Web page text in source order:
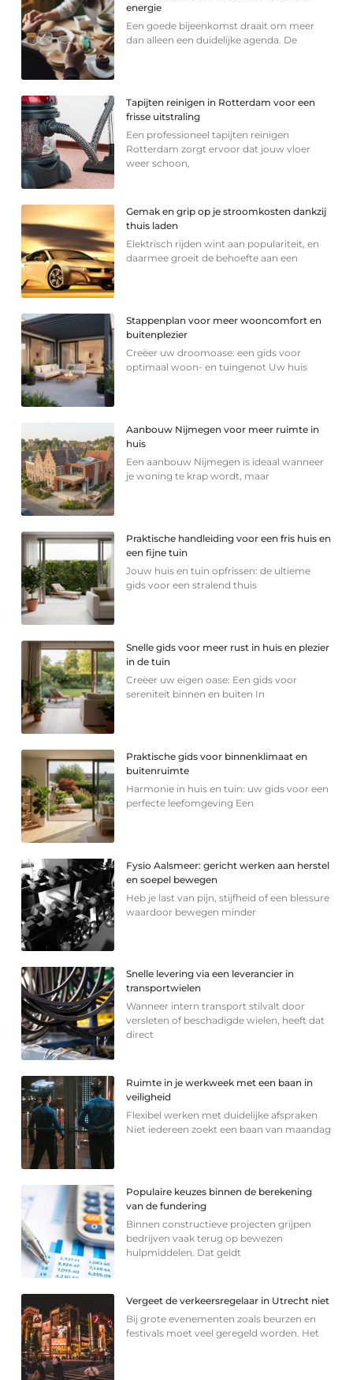
energie
Een goede bijeenkomst draait om meer
dan alleen een duidelijke agenda. De
Tapijten reinigen in Rotterdam voor een
frisse uitstraling
Een professioneel tapijten reinigen
Rotterdam zorgt ervoor dat jouw vloer
weer schoon,
Gemak en grip op je stroomkosten dankzij
thuis laden
Elektrisch rijden wint aan populariteit, en
daarmee groeit de behoefte aan een
Stappenplan voor meer wooncomfort en
buitenplezier
Creëer uw droomoase: een gids voor
optimaal woon- en tuingenot Uw huis
Aanbouw Nijmegen voor meer ruimte in
huis
Een aanbouw Nijmegen is ideaal wanneer
je woning te krap wordt, maar
Praktische handleiding voor een fris huis en
een fijne tuin
Jouw huis en tuin opfrissen: de ultieme
gids voor een stralend thuis
Snelle gids voor meer rust in huis en plezier
in de tuin
Creëer uw eigen oase: Een gids voor
sereniteit binnen en buiten In
Praktische gids voor binnenklimaat en
buitenruimte
Harmonie in huis en tuin: uw gids voor een
perfecte leefomgeving Een
Fysio Aalsmeer: gericht werken aan herstel
en soepel bewegen
Heb je last van pijn, stijfheid of een blessure
waardoor bewegen minder
Snelle levering via een leverancier in
transportwielen
Wanneer intern transport stilvalt door
versleten of beschadigde wielen, heeft dat
direct
Ruimte in je werkweek met een baan in
veiligheid
Flexibel werken met duidelijke afspraken
Niet iedereen zoekt een baan van maandag
Populaire keuzes binnen de berekening
van de fundering
Binnen constructieve projecten grijpen
bedrijven vaak terug op bewezen
hulpmiddelen. Dat geldt
Vergeet de verkeersregelaar in Utrecht niet
Bij grote evenementen zoals beurzen en
festivals moet veel geregeld worden. Het